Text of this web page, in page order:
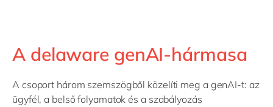
A delaware genAI-hármasa
A csoport három szemszögből közelíti meg a genAI-t: az
ügyfél, a belső folyamatok és a szabályozás